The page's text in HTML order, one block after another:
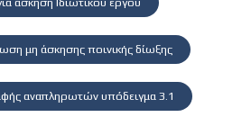
μη άσκησης ποινικής δίωξης
αναπληρωτών υπόδειγμα 3.1